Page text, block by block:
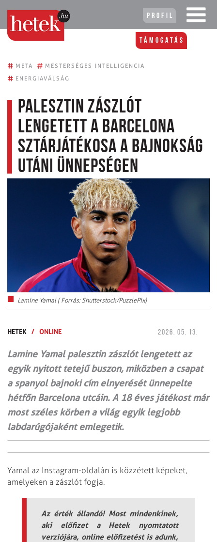
Profil
Támogatás
# META # MESTERSÉGES INTELLIGENCIA
# ENERGIAVÁLSÁG
Palesztin zászlót
lengetett a Barcelona
sztárjátékosa a bajnokság
utáni ünnepségen
Lamine Yamal ( Forrás: Shutterstock/PuzzlePix)
HETEK / ONLINE 2026. 05. 13.
Lamine Yamal palesztin zászlót lengetett az
egyik nyitott tetejű buszon, miközben a csapat
a spanyol bajnoki cím elnyerését ünnepelte
hétfőn Barcelona utcáin. A 18 éves játékost már
most széles körben a világ egyik legjobb
labdarúgójaként emlegetik.
Yamal az Instagram-oldalán is közzétett képeket,
amelyeken a zászlót fogja.
Az érték állandó! Most mindenkinek,
aki előfizet a Hetek nyomtatott
verziójára, online előfizetést is adunk,